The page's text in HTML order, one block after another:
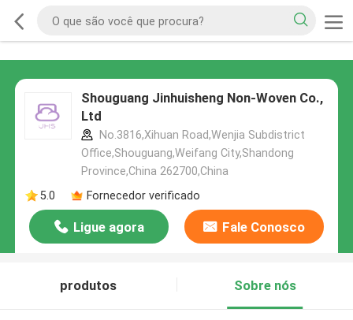
Shouguang Jinhuisheng Non-Woven Co.,
Ltd
No.3816,Xihuan Road,Wenjia Subdistrict
Office,Shouguang,Weifang City,Shandong
Province,China 262700,China
5.0
Fornecedor verificado
Ligue agora Fale Conosco
produtos Sobre nós